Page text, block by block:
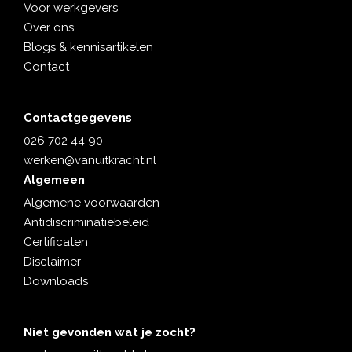
g
ee
n
d
ec
mt!
Voor werkgevers
Over ons
Blogs & kennisartikelen
Contact
Contactgegevens
026 702 44 90
werken@vanuitkracht.nl
Algemeen
Algemene voorwaarden
Antidiscriminatiebeleid
Certificaten
Disclaimer
Downloads
Niet gevonden wat je zocht?